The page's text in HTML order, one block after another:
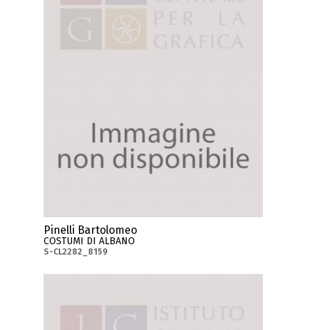
Pinelli Bartolomeo
COSTUMI DI ALBANO
S-CL2282_8159